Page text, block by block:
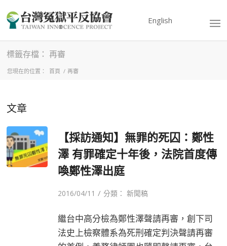
English
標籤存檔： 再審
您現在的位置： 首頁 / 再審
文章
【採訪通知】無罪的死囚：鄭性
澤 有罪確定十年後，法院首度傳
喚鄭性澤出庭
2016/04/11 / 分類：新聞稿
繼台中高分檢為鄭性澤聲請再審，創下司
法史上檢察體系為死刑確定判決聲請再審